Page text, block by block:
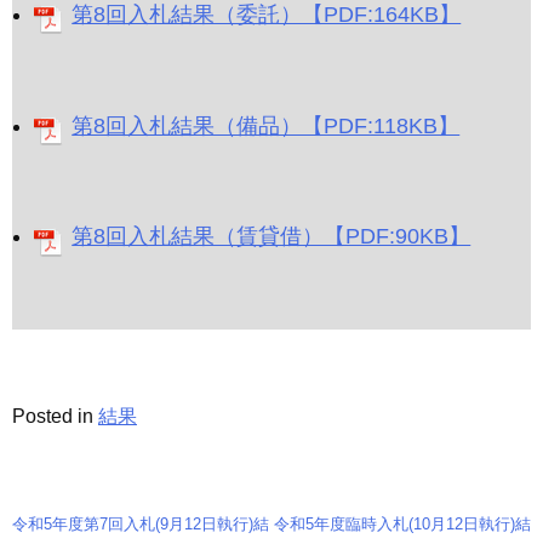
第8回入札結果（委託）【PDF:164KB】
第8回入札結果（備品）【PDF:118KB】
第8回入札結果（賃貸借）【PDF:90KB】
Posted in 結果
投
令和5年度第7回入札(9月12日執行)結 令和5年度臨時入札(10月12日執行)結